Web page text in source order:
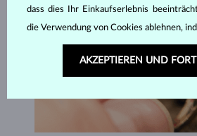
dass dies Ihr Einkaufserlebnis
die Verwendung von Cookies ablehnen,
AKZEPTIEREN UND